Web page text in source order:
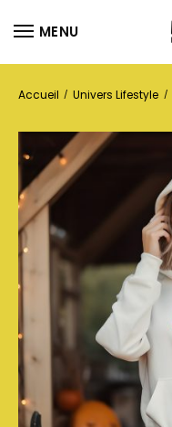
MENU
Accueil / Univers Lifestyle /